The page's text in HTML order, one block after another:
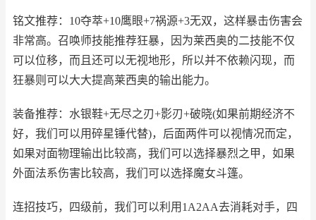
铭文推荐：10夺萃+10鹰眼+7祸源+3无双，这样暴击伤害会
非常高。召唤师技能推荐狂暴，因为莱西奥的二技能不仅
可以位移，而且还可以无视地形，所以并不依赖闪现，而
狂暴则可以大大提高莱西奥的输出能力。
装备推荐：水银鞋+无尽之刃+影刃+破晓(如果前期经济不
好，我们可以用碎星锤代替)，后面两件可以视情况而定，
如果对面物理输出比较高，我们可以选择暴烈之甲，如果
外面法系伤害比较高，我们可以选择魔女斗篷。
连招技巧，四级前，我们可以利用1A2AA去消耗对手，四